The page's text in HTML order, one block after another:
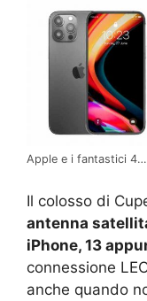
Apple e i fantastici 4…
Il colosso di
antenna
iPhone, 13
connessione
anche quando